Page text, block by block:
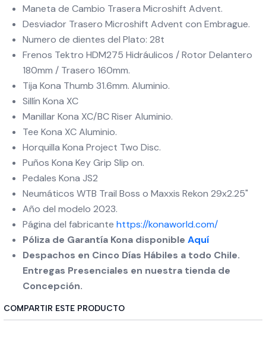
Maneta de Cambio Trasera Microshift Advent.
Desviador Trasero Microshift Advent con Embrague.
Numero de dientes del Plato: 28t
Frenos Tektro HDM275 Hidráulicos / Rotor Delantero
180mm / Trasero 160mm.
Tija Kona Thumb 31.6mm. Aluminio.
Sillín Kona XC
Manillar Kona XC/BC Riser Aluminio.
Tee Kona XC Aluminio.
Horquilla Kona Project Two Disc.
Puños Kona Key Grip Slip on.
Pedales Kona JS2
Neumáticos WTB Trail Boss o Maxxis Rekon 29x2.25"
Año del modelo 2023.
Página del fabricante https://konaworld.com/
Póliza de Garantía Kona disponible Aquí
Despachos en Cinco Días Hábiles a todo Chile.
Entregas Presenciales en nuestra tienda de
Concepción.
COMPARTIR ESTE PRODUCTO